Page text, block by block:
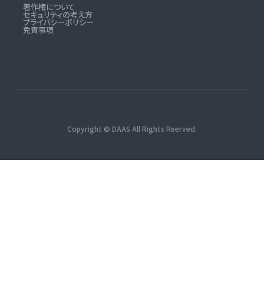
著作権について
セキュリティの考え方
プライバシーポリシー
免責事項
Copyright © DAAS All Rights Reerved.